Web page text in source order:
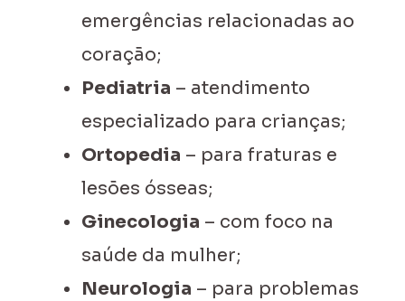
emergências relacionadas ao
coração;
Pediatria – atendimento
especializado para crianças;
Ortopedia – para fraturas e
lesões ósseas;
Ginecologia – com foco na
saúde da mulher;
Neurologia – para problemas